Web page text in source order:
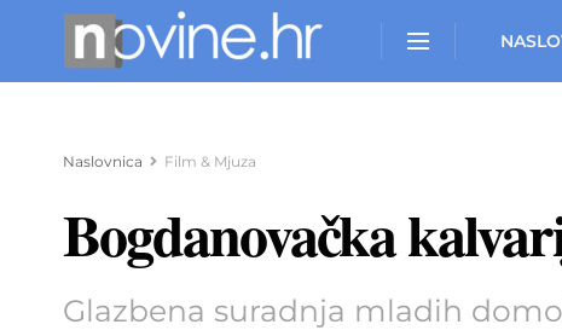
Naslovnica Film & Mjuza
Bogdanovačka
Glazbena suradnja mladih